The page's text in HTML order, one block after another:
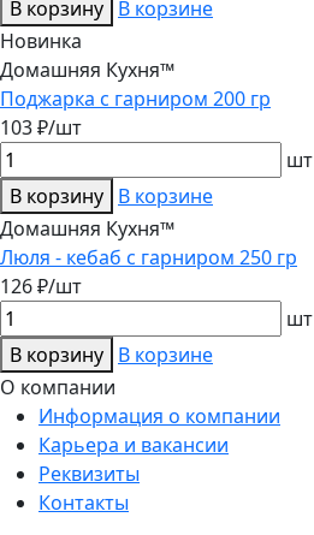
В корзину В корзине
Новинка
Домашняя Кухня™
Поджарка с гарниром 200 гр
103 ₽/шт
шт
В корзину В корзине
Домашняя Кухня™
Люля - кебаб с гарниром 250 гр
126 ₽/шт
шт
В корзину В корзине
О компании
Информация о компании
Карьера и вакансии
Реквизиты
Контакты